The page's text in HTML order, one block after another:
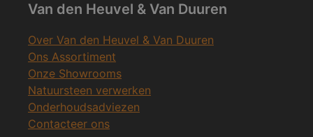
Van den Heuvel & Van Duuren
Over Van den Heuvel & Van Duuren
Ons Assortiment
Onze Showrooms
Natuursteen verwerken
Onderhoudsadviezen
Contacteer ons